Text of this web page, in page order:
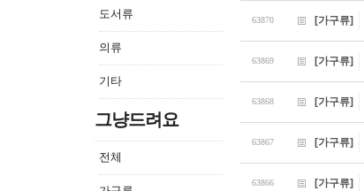
도서류
의류
기타
그냥드려요
전체
63870 [가구류]
63869 [가구류]
63868 [가구류]
63867 [가구류]
63866 [가구류]